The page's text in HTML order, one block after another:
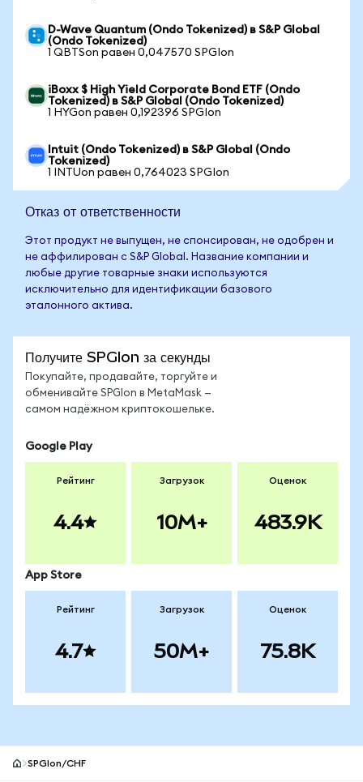
D-Wave Quantum (Ondo Tokenized) в S&P Global
(Ondo Tokenized)
1 QBTSon равен 0,047570 SPGIon
iBoxx $ High Yield Corporate Bond ETF (Ondo
Tokenized) в S&P Global (Ondo Tokenized)
1 HYGon равен 0,192396 SPGIon
Intuit (Ondo Tokenized) в S&P Global (Ondo
Tokenized)
1 INTUon равен 0,764023 SPGIon
Отказ от ответственности
Этот продукт не выпущен, не спонсирован, не одобрен и
не аффилирован с S&P Global. Название компании и
любые другие товарные знаки используются
исключительно для идентификации базового
эталонного актива.
Получите SPGIon за секунды
Покупайте, продавайте, торгуйте и
обменивайте SPGIon в MetaMask —
самом надёжном криптокошельке.
Google Play
Рейтинг
4.4
Загрузок
10M+
Оценок
483.9K
App Store
Рейтинг
4.7
Загрузок
50M+
Оценок
75.8K
SPGIon/CHF